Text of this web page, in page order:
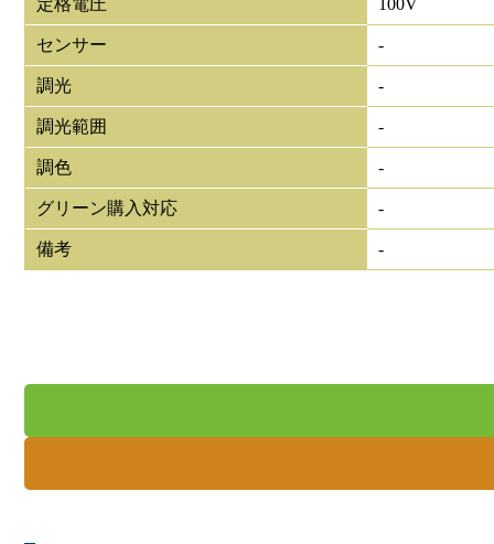
定格電圧 100V
センサー -
調光 -
調光範囲 -
調色 -
グリーン購入対応 -
備考 -